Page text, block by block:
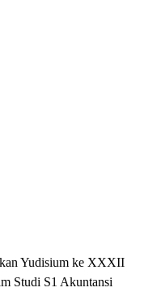
Yudisium ke XXXII
Studi S1 Akuntansi